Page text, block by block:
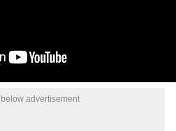
advertisement